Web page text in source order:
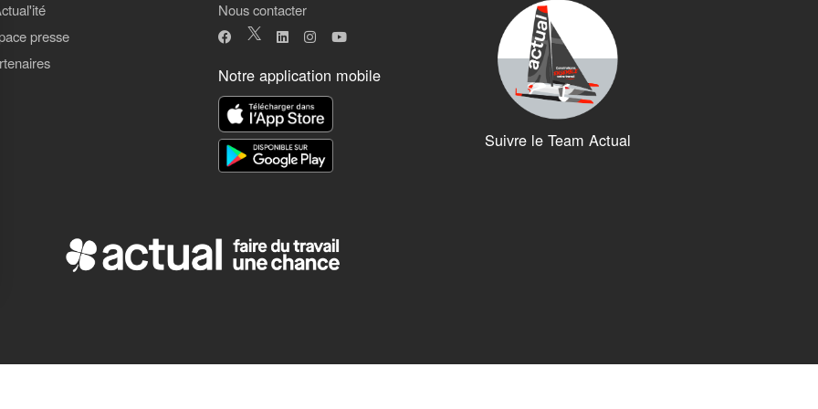
confidentialité, en garantissant la conformité avec les réglementations. Personnalisez vos préférences pour contrôler la manière dont
presse
Nous contacter
Notre application mobile
Suivre le Team Actual